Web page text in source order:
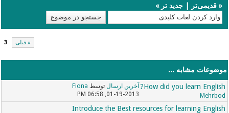
«قدیمی‌تر |جدید تر »
« قبلی 3
موضوعات مشابه ...
How did you learn English?
Mehrbod
آخرین ارسال توسط Fiona
01-19-2013, 06:58 PM
Introduce the Best resources for learning English